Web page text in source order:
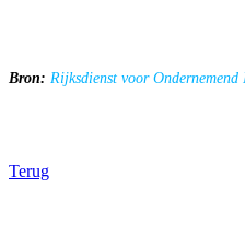
Bron: Rijksdienst voor
Terug